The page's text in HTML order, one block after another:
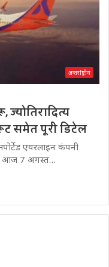
अन्तर्राष्ट्रीय
समेत पूरी डिटेल
एयरलाइन कंपनी
आज 7 अगस्त…